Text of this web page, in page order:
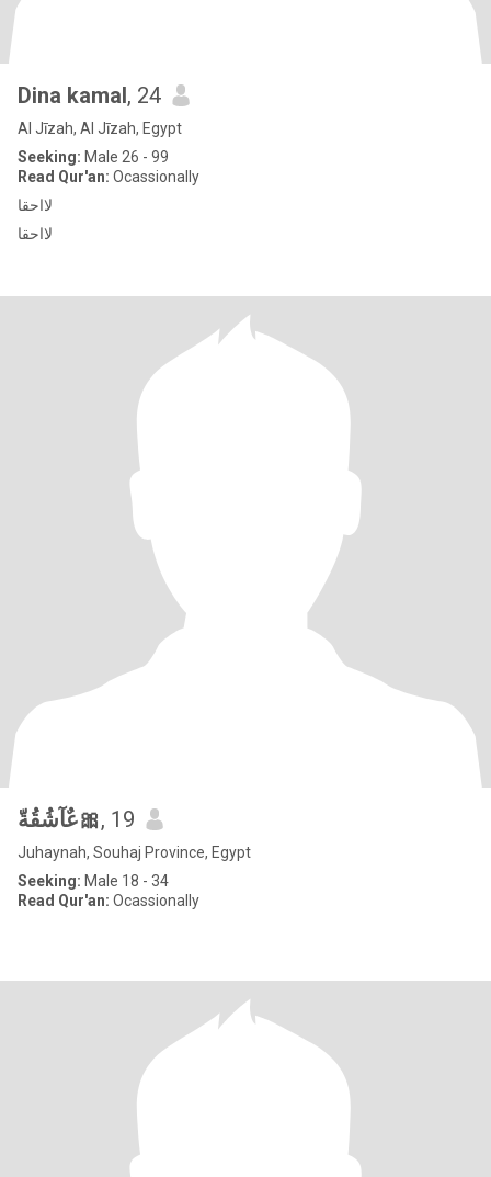
Dina kamal, 24
Al Jīzah, Al Jīzah, Egypt
Seeking: Male 26 - 99
Read Qur'an: Ocassionally
لااحقا
لااحقا
عٌآشُقُةّ🎀, 19
Juhaynah, Souhaj Province, Egypt
Seeking: Male 18 - 34
Read Qur'an: Ocassionally